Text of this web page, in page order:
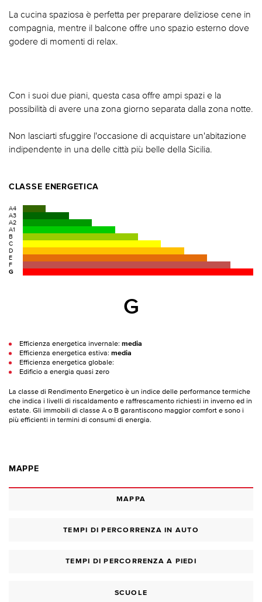
La cucina spaziosa è perfetta per preparare deliziose cene in
compagnia, mentre il balcone offre uno spazio esterno dove
godere di momenti di relax.
Con i suoi due piani, questa casa offre ampi spazi e la
possibilità di avere una zona giorno separata dalla zona notte.
Non lasciarti sfuggire l'occasione di acquistare un'abitazione
indipendente in una delle città più belle della Sicilia.
CLASSE ENERGETICA
A4
A3
A2
A1
B
C
D
E
F
G
G
Efficienza energetica invernale: media
Efficienza energetica estiva: media
Efficienza energetica globale:
Edificio a energia quasi zero
La classe di Rendimento Energetico è un indice delle performance termiche
che indica i livelli di riscaldamento e raffrescamento richiesti in inverno ed in
estate. Gli immobili di classe A o B garantiscono maggior comfort e sono i
più efficienti in termini di consumi di energia.
MAPPE
MAPPA
TEMPI DI PERCORRENZA IN AUTO
TEMPI DI PERCORRENZA A PIEDI
SCUOLE